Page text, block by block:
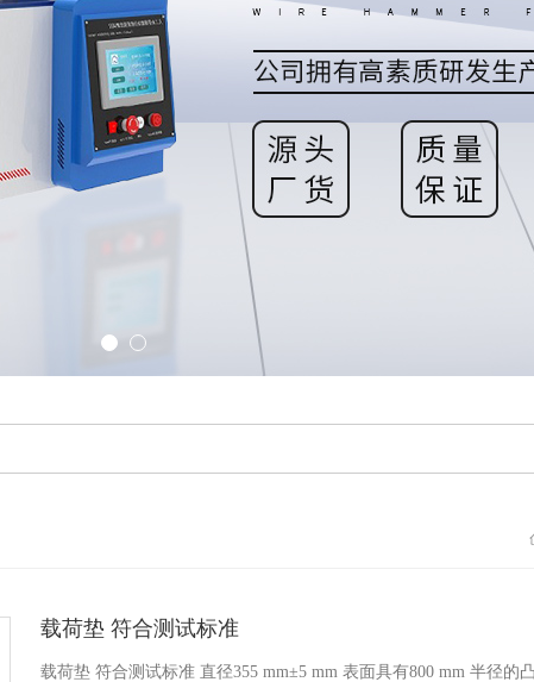
载荷垫 符合测试标准
载荷垫 符合测试标准 直径355 mm±5 mm 表面具有800 mm 半径的